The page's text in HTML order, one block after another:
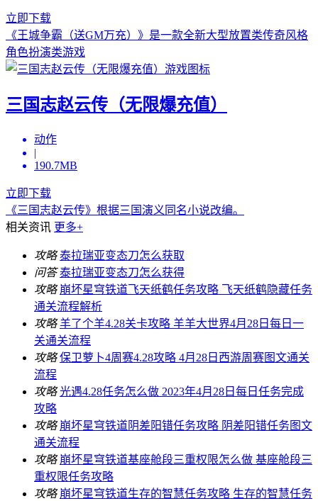
立即下载
《王城争霸（送GM万充）》是一款全新大型放置类传奇风格
角色扮演类游戏
三国志赵云传（无限爆充值）
动作
|
190.7MB
立即下载
《三国志赵云传》根据三国演义同名小说改编。
相关资讯 更多+
攻略 泰拉瑞亚变态刀怎么获取
问答 泰拉瑞亚变态刀怎么获得
攻略 崩坏星穹铁道飞天纸鹤任务攻略 飞天纸鹤隐藏任务
通关流程解析
攻略 羊了个羊4.28关卡攻略 羊羊大世界4月28日每日一
关通关流程
攻略 保卫萝卜4周赛4.28攻略 4月28日西游周赛图文通关
流程
攻略 光遇4.28任务怎么做 2023年4月28日每日任务完成
攻略
攻略 崩坏星穹铁道阴差阳错任务攻略 阴差阳错任务图文
通关流程
攻略 崩坏星穹铁道基座舱段三重权限怎么做 基座舱段三
重权限任务攻略
攻略 崩坏星穹铁道生存的智慧任务攻略 生存的智慧任务